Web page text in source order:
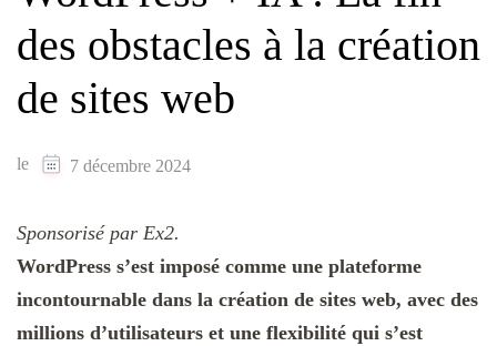
des obstacles à la création
de sites web
le 7 décembre 2024
Sponsorisé par Ex2.
WordPress s’est imposé comme une plateforme
incontournable dans la création de sites web, avec des
millions d’utilisateurs et une flexibilité qui s’est